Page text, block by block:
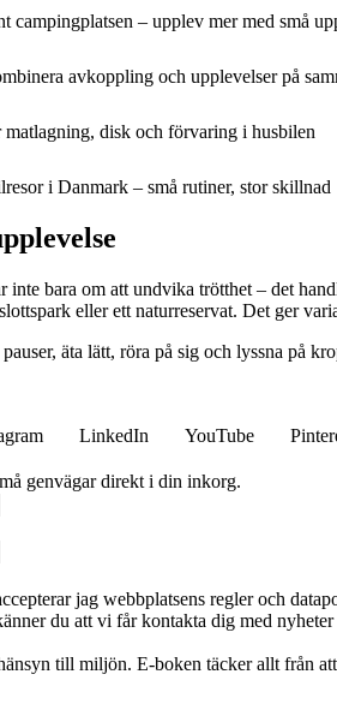
campingplatsen – upplev mer med små
avkoppling och upplevelser på
disk och förvaring i husbilen
i Danmark – små rutiner, stor skillnad
inte bara om att undvika trötthet – det
eller ett naturreservat. Det ger
äta lätt, röra på sig och lyssna på
LinkedIn YouTube
genvägar direkt i din inkorg.
jag webbplatsens regler och
du att vi får kontakta dig med
till miljön. E-boken täcker allt från